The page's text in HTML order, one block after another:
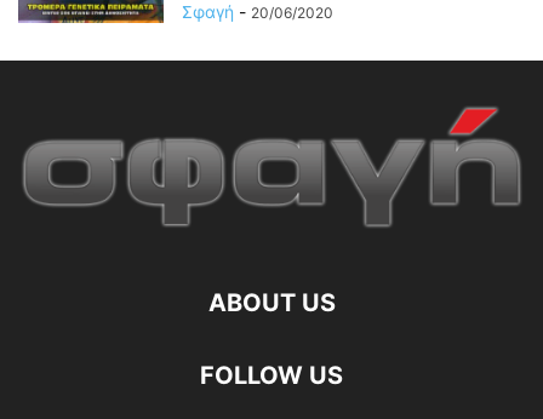
Σφαγή - 20/06/2020
ABOUT US
FOLLOW US